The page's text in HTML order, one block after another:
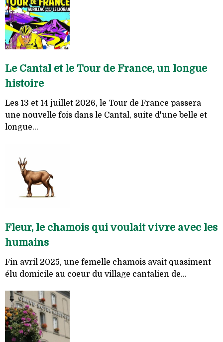
Le Cantal et le Tour de France, un longue
histoire
Les 13 et 14 juillet 2026, le Tour de France passera
une nouvelle fois dans le Cantal, suite d'une belle et
longue...
Fleur, le chamois qui voulait vivre avec les
humains
Fin avril 2025, une femelle chamois avait quasiment
élu domicile au coeur du village cantalien de...